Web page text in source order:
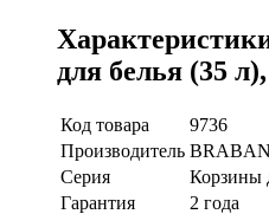
для белья (35
Код товара
9736
Производитель
Серия
Корзины
Гарантия
2 года